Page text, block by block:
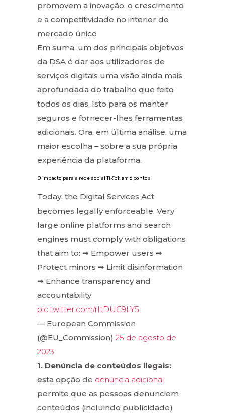
promovem a inovação, o crescimento
e a competitividade no interior do
mercado único
Em suma, um dos principais objetivos
da DSA é dar aos utilizadores de
serviços digitais uma visão ainda mais
aprofundada do trabalho que feito
todos os dias. Isto para os manter
seguros e fornecer-lhes ferramentas
adicionais. Ora, em última análise, uma
maior escolha – sobre a sua própria
experiência da plataforma.
O impacto para a rede social TikTok em 6 pontos
Today, the Digital Services Act
becomes legally enforceable. Very
large online platforms and search
engines must comply with obligations
that aim to: ➡ Empower users ➡
Protect minors ➡ Limit disinformation
➡ Enhance transparency and
accountability
pic.twitter.com/rItDUC9LY5
— European Commission
(@EU_Commission) 25 de agosto de
2023
1. Denúncia de conteúdos ilegais:
esta opção de denúncia adicional
permite que as pessoas denunciem
conteúdos (incluindo publicidade)